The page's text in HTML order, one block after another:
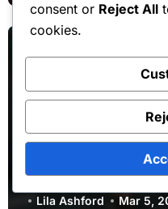
Evenement Token
Aankomende
Lila Ashford Mar 5,
consent or Reject All
cookies.